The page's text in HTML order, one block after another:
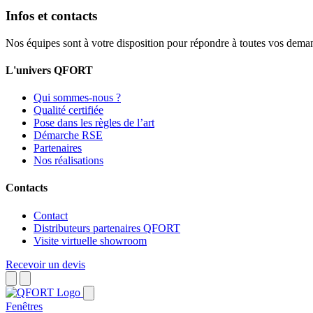
Infos et contacts
Nos équipes sont à votre disposition pour répondre à toutes vos
L'univers QFORT
Qui sommes-nous ?
Qualité certifiée
Pose dans les règles de l’art
Démarche RSE
Partenaires
Nos réalisations
Contacts
Contact
Distributeurs partenaires QFORT
Visite virtuelle showroom
Recevoir un devis
Fenêtres